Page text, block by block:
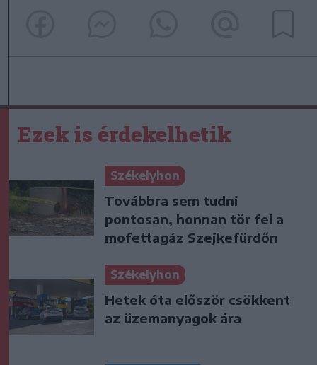
Ezek is érdekelhetik
Székelyhon
Továbbra sem tudni
pontosan, honnan tör fel a
mofettagáz Szejkefürdőn
Székelyhon
Hetek óta először csökkent
az üzemanyagok ára